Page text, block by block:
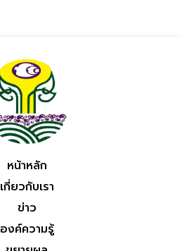
หน้าหลัก
เกี่ยวกับเรา
ข่าว
องค์ความรู้